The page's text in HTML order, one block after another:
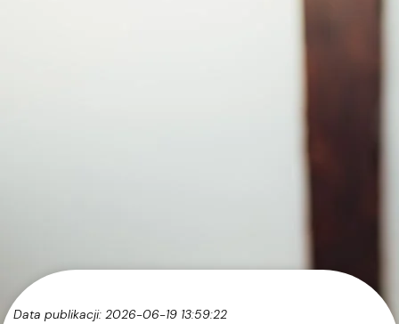
Data publikacji: 2026-06-19 13:59:22